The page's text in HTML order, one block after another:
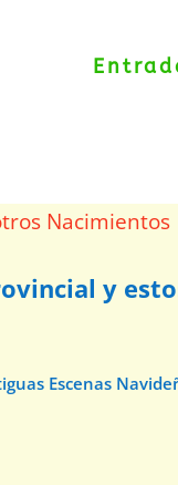
y
Escenas